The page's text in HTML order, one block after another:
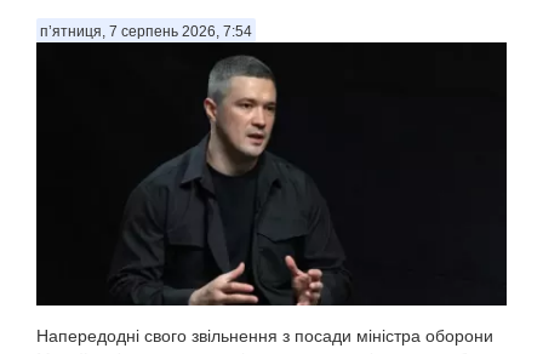
п’ятниця, 7 серпень 2026, 7:54
Напередодні свого звільнення з посади міністра оборони